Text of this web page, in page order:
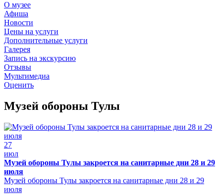
О музее
Афиша
Новости
Цены на услуги
Дополнительные услуги
Галерея
Запись на экскурсию
Отзывы
Мультимедиа
Оценить
Музей обороны Тулы
27
июл
Музей обороны Тулы закроется на санитарные дни 28 и 29
июля
Музей обороны Тулы закроется на санитарные дни 28 и 29
июля